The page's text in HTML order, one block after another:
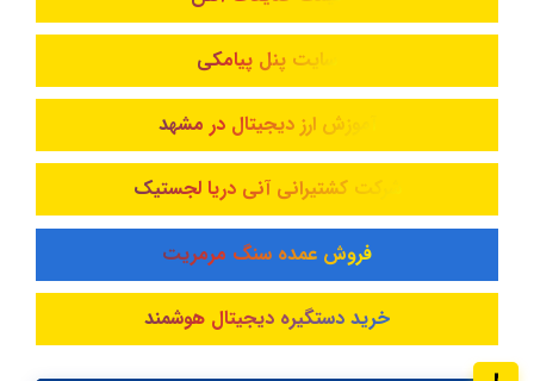
سایت پنل پیامکی
آموزش ارز دیجیتال در مشهد
شرکت کشتیرانی آنی دریا لجستیک
فروش عمده سنگ مرمریت
خرید دستگیره دیجیتال هوشمند